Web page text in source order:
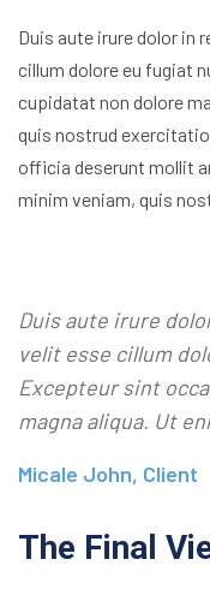
Duis aute irure dolor in
cillum dolore eu fugiat
cupidatat non dolore
quis nostrud
officia deserunt mollit
minim veniam, quis
Duis aute irure
velit esse cillum
Excepteur sint
magna aliqua. Ut
Micale John, Client
The Final